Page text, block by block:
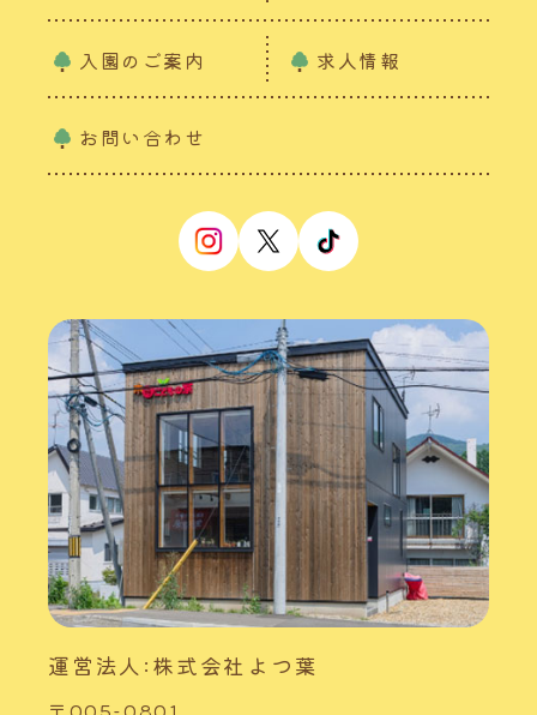
入園のご案内 求人情報
お問い合わせ
運営法人:株式会社よつ葉